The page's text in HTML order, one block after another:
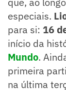
especiais.
para si: 16
início da
Mundo.
primeira
na última